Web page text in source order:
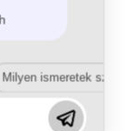
Milyen ismeretek